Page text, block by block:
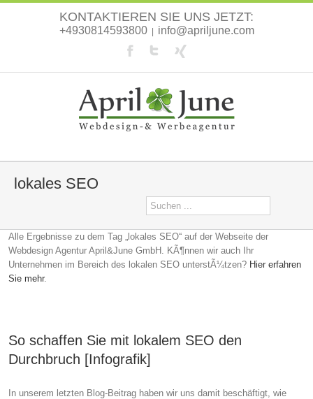
KONTAKTIEREN SIE UNS JETZT:
+4930814593800 info@apriljune.com
lokales SEO
Alle Ergebnisse zu dem Tag „lokales SEO“ auf der Webseite der
Webdesign Agentur April&June GmbH. KÃ¶nnen wir auch Ihr
Unternehmen im Bereich des lokalen SEO unterstÃ¼tzen? Hier erfahren
Sie mehr.
So schaffen Sie mit lokalem SEO den
Durchbruch [Infografik]
In unserem letzten Blog-Beitrag haben wir uns damit beschäftigt, wie